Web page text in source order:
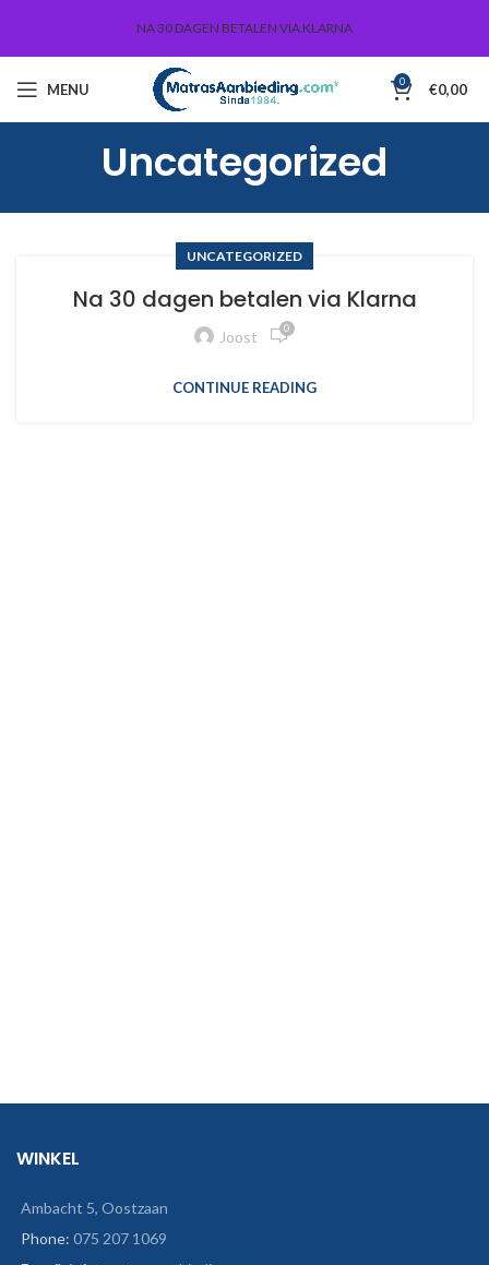
NA 30 DAGEN BETALEN VIA KLARNA
MENU 0 €0,00
Uncategorized
UNCATEGORIZED
Na 30 dagen betalen via Klarna
Joost 0
CONTINUE READING
WINKEL
Ambacht 5, Oostzaan
Phone: 075 207 1069